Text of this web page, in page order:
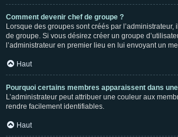
Comment devenir chef de groupe ?
Lorsque des groupes sont créés par l’administrateur,
de groupe. Si vous désirez créer un groupe
l’administrateur en premier lieu en lui envoyant un
Haut
Pourquoi certains membres apparaissent dans
L’administrateur peut attribuer une couleur aux
rendre facilement identifiables.
Haut